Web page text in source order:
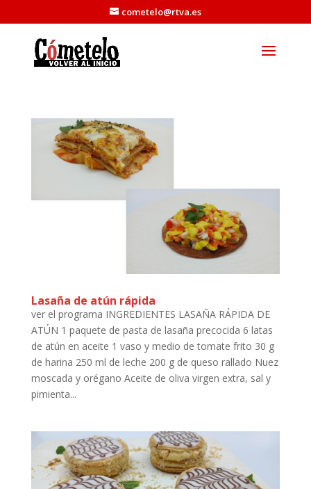
cometelo@rtva.es
Lasaña de atún rápida
ver el programa INGREDIENTES LASAÑA RÁPIDA DE
ATÚN 1 paquete de pasta de lasaña precocida 6 latas
de atún en aceite 1 vaso y medio de tomate frito 30 g
de harina 250 ml de leche 200 g de queso rallado Nuez
moscada y orégano Aceite de oliva virgen extra, sal y
pimienta...